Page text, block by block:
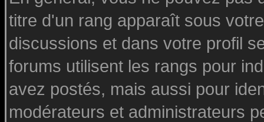
titre d'un rang apparaît sous
discussions et dans votre profil
forums utilisent les rangs pour
avez postés, mais aussi pour
modérateurs et administrateurs